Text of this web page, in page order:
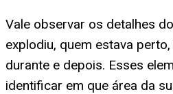
Vale observar os detalhes
explodiu, quem estava
durante e depois. Esses
identificar em que área da